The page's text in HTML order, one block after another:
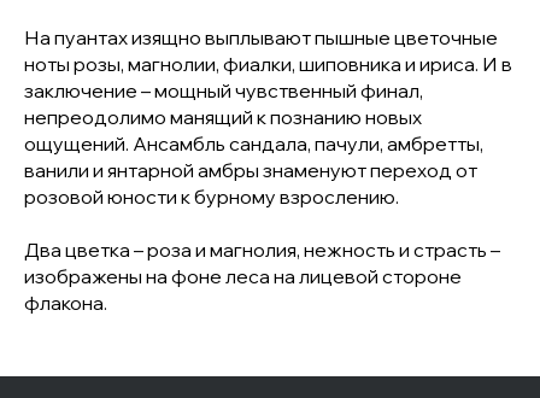
На пуантах изящно выплывают пышные цветочные
ноты розы, магнолии, фиалки, шиповника и ириса. И в
заключение – мощный чувственный финал,
непреодолимо манящий к познанию новых
ощущений. Ансамбль сандала, пачули, амбретты,
ванили и янтарной амбры знаменуют переход от
розовой юности к бурному взрослению.
Два цветка – роза и магнолия, нежность и страсть –
изображены на фоне леса на лицевой стороне
флакона.